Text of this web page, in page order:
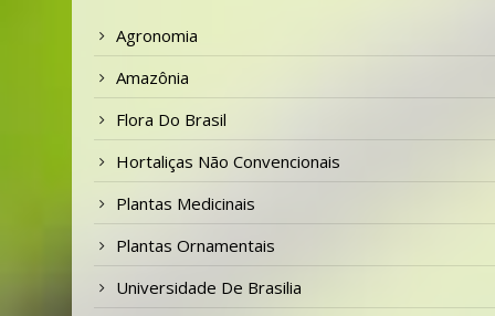
Agronomia
Amazônia
Flora Do Brasil
Hortaliças Não Convencionais
Plantas Medicinais
Plantas Ornamentais
Universidade De Brasilia